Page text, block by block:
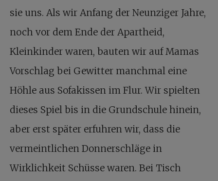
sie uns. Als wir Anfang der Neunziger Jahre,
noch vor dem Ende der Apartheid,
Kleinkinder waren, bauten wir auf Mamas
Vorschlag bei Gewitter manchmal eine
Höhle aus Sofakissen im Flur. Wir spielten
dieses Spiel bis in die Grundschule hinein,
aber erst später erfuhren wir, dass die
vermeintlichen Donnerschläge in
Wirklichkeit Schüsse waren. Bei Tisch